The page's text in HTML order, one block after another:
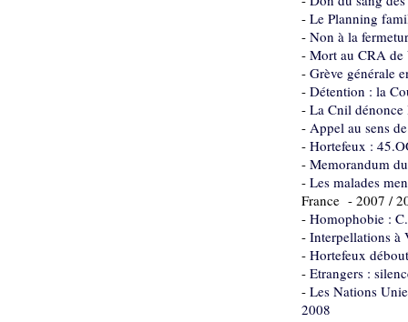
- Le Planning
- Non à la
- Mort au CRA de
- Grève générale
- Détention : la
- La Cnil
- Appel au sens
- Hortefeux :
- Memorandum
- Les malades
France - 2007 /
- Homophobie :
- Interpellations à
- Hortefeux
- Etrangers :
- Les Nations
2008